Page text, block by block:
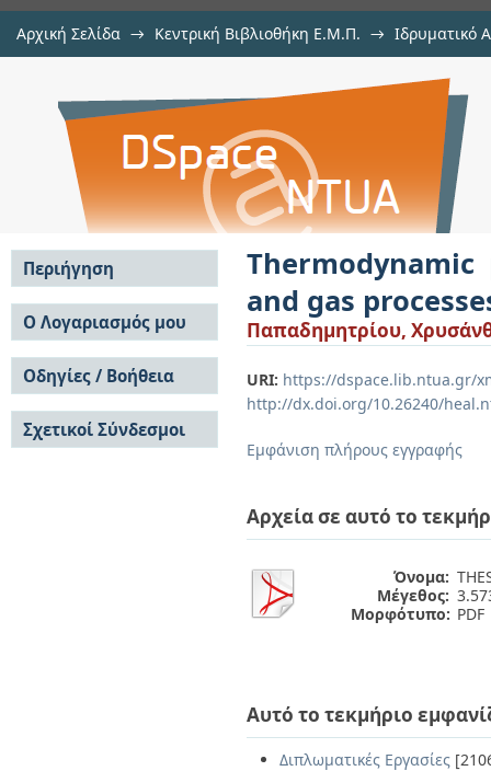
Αρχική Σελίδα → Κεντρική Βιβλιοθήκη Ε.Μ.Π. → Ιδρυματικό
Thermodynamic performance
and gas
Παπαδημητρίου,
URI: https://dspace.lib.ntua.gr/
http://dx.doi.org/10.26240/
Εμφάνιση πλήρους εγγραφής
Αρχεία σε αυτό το
Όνομα:
Μέγεθος:
Μορφότυπο: PDF
Αυτό το τεκμήριο
Διπλωματικές Εργασίες
Περιήγηση
Σε όλο το DSpace
Κοινότητες & Συλλογές
Ανά Ημερομηνία
Έκδοσης
Συγγραφείς
Τίτλοι
Θέματα
Ο Λογαριασμός μου
Σύνδεση
Εγγραφή
Οδηγίες / Βοήθεια
Οδηγίες Υποβολής
Οδηγίες Χρήσης ΙΑ
Συχνές Ερωτήσεις
Σχετικοί Σύνδεσμοι